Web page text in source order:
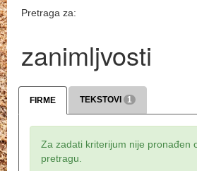
Pretraga za:
zanimljvosti
FIRME TEKSTOVI 1
Za zadati kriterijum nije pronađen
pretragu.